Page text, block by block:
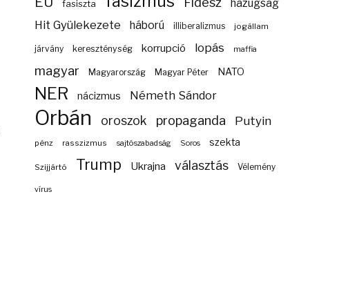
fasiszta hazugság
Hit Gyülekezete háború illiberalizmus jogállam
járvány kereszténység korrupció lopás maffia
magyar Magyarország Magyar Péter NATO
NER nácizmus Németh Sándor
Orbán oroszok propaganda Putyin
pénz rasszizmus sajtószabadság Soros szekta
Szijjártó Trump Ukrajna választás Vélemény
vírus